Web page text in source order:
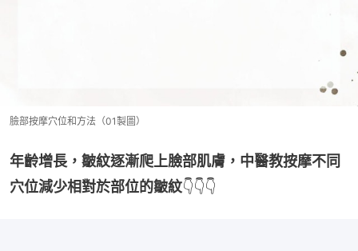
臉部按摩穴位和方法（01製圖）
年齡增長，皺紋逐漸爬上臉部肌膚，中醫教按摩不同
穴位減少相對於部位的皺紋👇👇👇